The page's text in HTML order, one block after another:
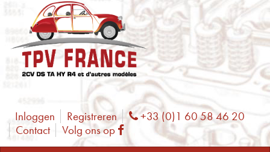
Inloggen Registreren Phone
+33 (0)1 60 58 46 20
Contact
Volg ons op Facebook